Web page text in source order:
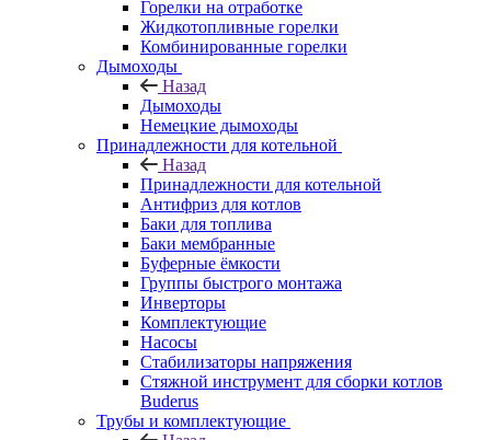
Горелки на отработке
Жидкотопливные горелки
Комбинированные горелки
Дымоходы
Назад
Дымоходы
Немецкие дымоходы
Принадлежности для котельной
Назад
Принадлежности для котельной
Антифриз для котлов
Баки для топлива
Баки мембранные
Буферные ёмкости
Группы быстрого монтажа
Инверторы
Комплектующие
Насосы
Стабилизаторы напряжения
Стяжной инструмент для сборки котлов
Buderus
Трубы и комплектующие